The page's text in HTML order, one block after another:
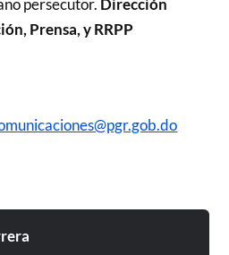
persecutor. Dirección
Prensa, y RRPP